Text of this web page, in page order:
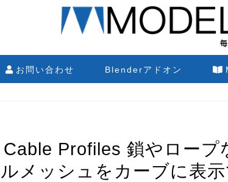
お問い合わせ Blenderアドオン
Profiles 鎖やロープ
メッシュをカーブに表